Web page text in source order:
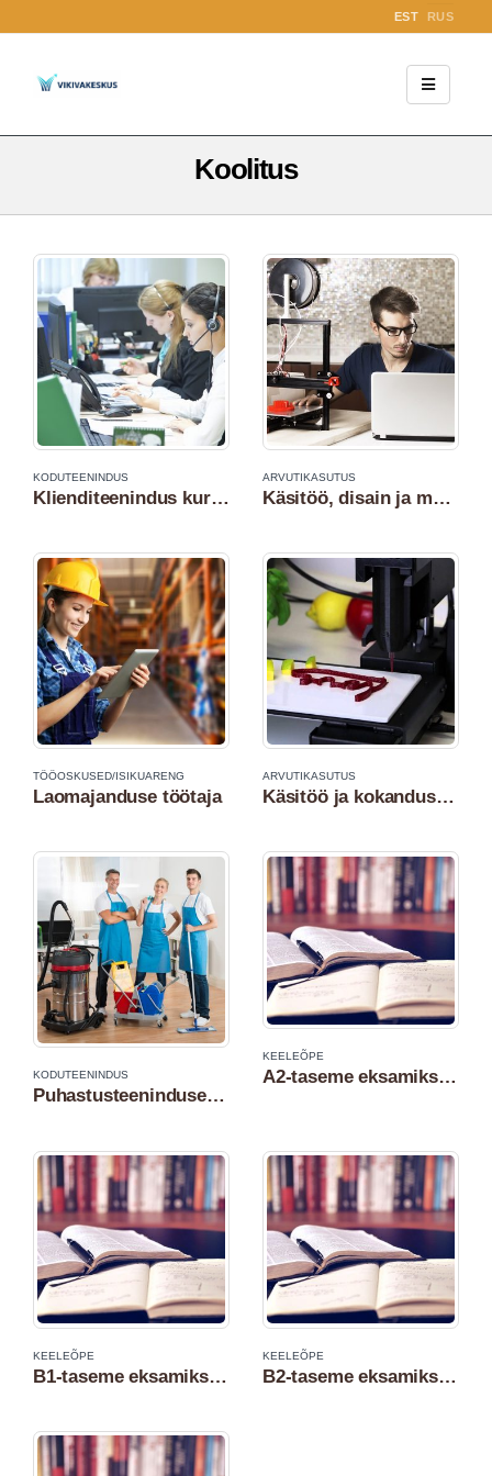
EST RUS
Koolitus
KODUTEENINDUS
Klienditeenindus kursus
ARVUTIKASUTUS
Käsitöö, disain ja mööbli restaureerimine 3D-printeriga
TÖÖOSKUSED/ISIKUARENG
Laomajanduse töötaja
ARVUTIKASUTUS
Käsitöö ja kokandusdisain 3D toiduprinteriga
KODUTEENINDUS
Puhastusteeninduse kursus
KEELEÕPE
А2-taseme eksamiks ettevalmistav eesti keele kursus
KEELEÕPE
B1-taseme eksamiks ettevalmistav eesti keele kursus
KEELEÕPE
B2-taseme eksamiks ettevalmistav eesti keele kursus